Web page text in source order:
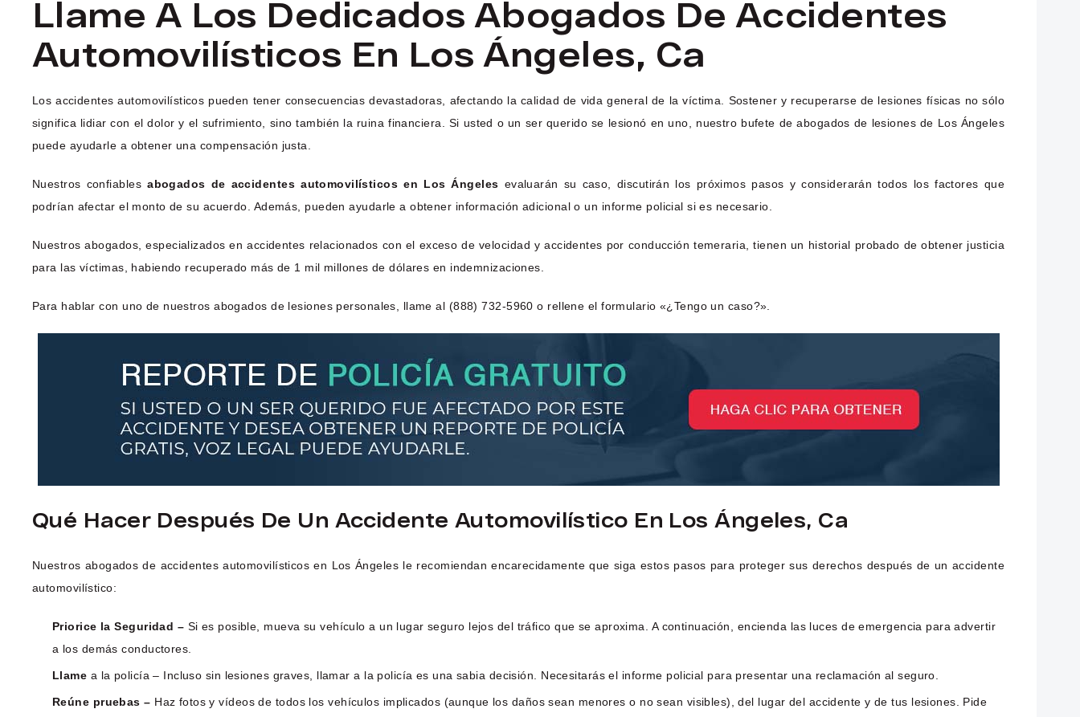
Llame A Los Dedicados Abogados De Accidentes
Automovilísticos En Los Ángeles, Ca
Los accidentes automovilísticos pueden tener consecuencias devastadoras, afectando la calidad de vida general de la víctima. Sostener y recuperarse de lesiones físicas no sólo
significa lidiar con el dolor y el sufrimiento, sino también la ruina financiera. Si usted o un ser querido se lesionó en uno, nuestro bufete de abogados de lesiones de Los Ángeles
puede ayudarle a obtener una compensación justa.
Nuestros confiablesabogados de accidentes automovilísticos en Los Ángeles evaluarán su caso, discutirán los próximos pasos y considerarán todos los factores que
podrían afectar el monto de su acuerdo. Además, pueden ayudarle a obtener información adicional o un informe policial si es necesario.
Nuestros abogados, especializados en accidentes relacionados con el exceso de velocidad y accidentes por conducción temeraria, tienen un historial probado de obtener justicia
para las víctimas, habiendo recuperado más de 1 mil millones de dólares en indemnizaciones.
Para hablar con uno de nuestros abogados de lesiones personales, llame al (888) 732-5960 o rellene el formulario «¿Tengo un caso?».
Qué Hacer Después De Un Accidente Automovilístico En Los Ángeles, Ca
Nuestros abogados de accidentes automovilísticos en Los Ángeles le recomiendan encarecidamente que siga estos pasos para proteger sus derechos después de un accidente
automovilístico:
Priorice la Seguridad – Si es posible, mueva su vehículo a un lugar seguro lejos del tráfico que se aproxima. A continuación, encienda las luces de emergencia para advertir
a los demás conductores.
Llame a la policía – Incluso sin lesiones graves, llamar a la policía es una sabia decisión. Necesitarás el informe policial para presentar una reclamación al seguro.
Reúne pruebas – Haz fotos y vídeos de todos los vehículos implicados (aunque los daños sean menores o no sean visibles), del lugar del accidente y de tus lesiones. Pide